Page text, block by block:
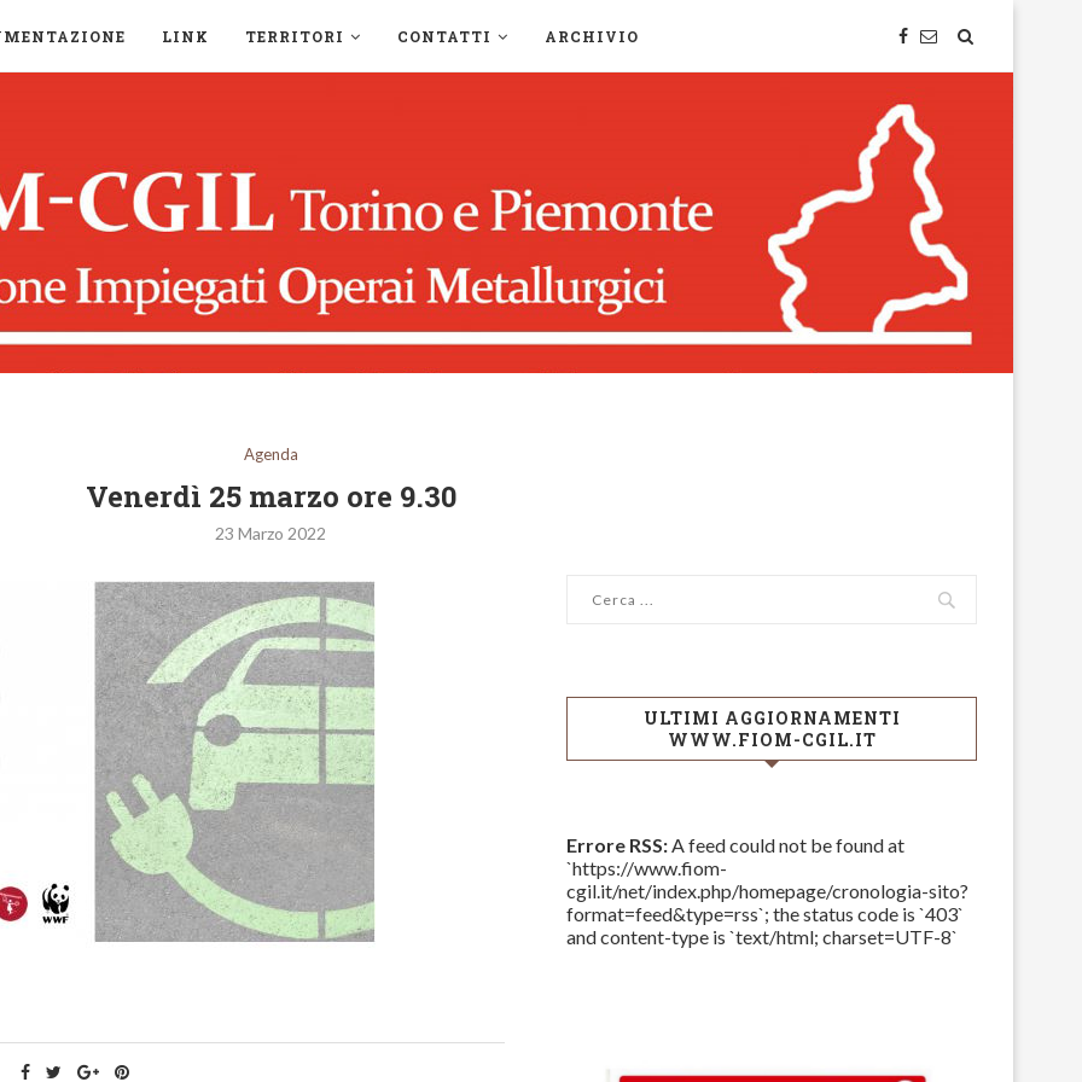
LINK TERRITORI CONTATTI ARCHIVIO
Agenda
Venerdì 25 marzo ore 9.30
23 Marzo 2022
ULTIMI AGGIORNAMENTI
WWW.FIOM-CGIL.IT
Errore RSS:A feed could not be found at
`https://www.fiom-
cgil.it/net/index.php/homepage/cronologia-sito?
format=feed&type=rss`; the status code is `403`
and content-type is `text/html; charset=UTF-8`